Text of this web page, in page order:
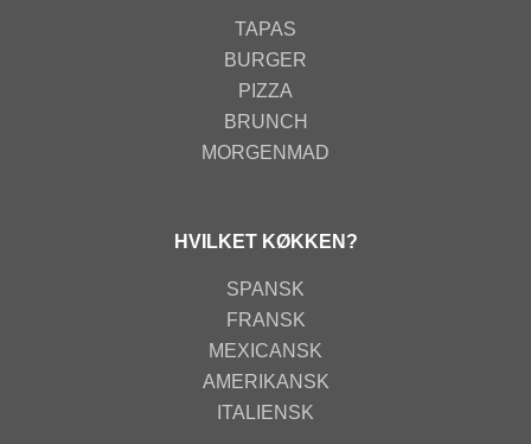
TAPAS
BURGER
PIZZA
BRUNCH
MORGENMAD
HVILKET KØKKEN?
SPANSK
FRANSK
MEXICANSK
AMERIKANSK
ITALIENSK